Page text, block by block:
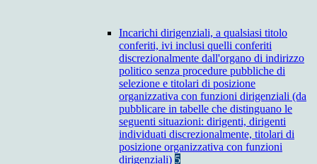
Incarichi dirigenziali, a qualsiasi titolo
conferiti, ivi inclusi quelli conferiti
discrezionalmente dall'organo di indirizzo
politico senza procedure pubbliche di
selezione e titolari di posizione
organizzativa con funzioni dirigenziali (da
pubblicare in tabelle che distinguano le
seguenti situazioni: dirigenti, dirigenti
individuati discrezionalmente, titolari di
posizione organizzativa con funzioni
dirigenziali) 5